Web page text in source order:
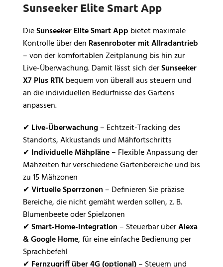
Sunseeker Elite Smart App
DieSunseeker Elite Smart App bietet maximale
Kontrolle über den Rasenroboter mit Allradantrieb
– von der komfortablen Zeitplanung bis hin zur
Live-Überwachung. Damit lässt sich derSunseeker
X7 Plus RTKbequem von überall aus steuern und
an die individuellen Bedürfnisse des Gartens
anpassen.
✔ Live-Überwachung– Echtzeit-Tracking des
Standorts, Akkustands und Mähfortschritts
✔ Individuelle Mähpläne– Flexible Anpassung der
Mähzeiten für verschiedene Gartenbereiche und bis
zu 15 Mähzonen
✔Virtuelle Sperrzonen – Definieren Sie präzise
Bereiche, die nicht gemäht werden sollen, z. B.
Blumenbeete oder Spielzonen
✔Smart-Home-Integration – Steuerbar überAlexa
& Google Home, für eine einfache Bedienung per
Sprachbefehl
✔ Fernzugriff über 4G (optional)– Steuern und